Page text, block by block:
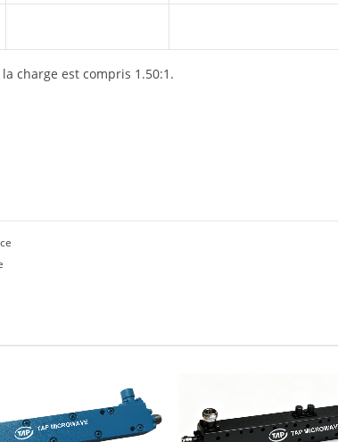
charge est compris 1.50:1.